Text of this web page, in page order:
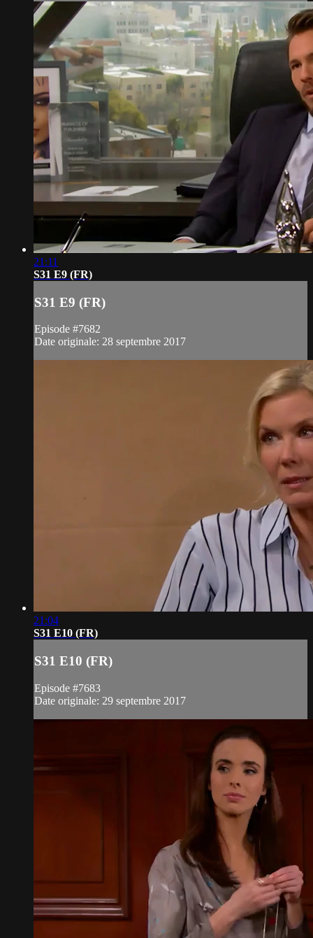
21:11
S31 E9 (FR)
S31 E9 (FR)
Episode #7682
Date originale: 28 septembre 2017
21:04
S31 E10 (FR)
S31 E10 (FR)
Episode #7683
Date originale: 29 septembre 2017